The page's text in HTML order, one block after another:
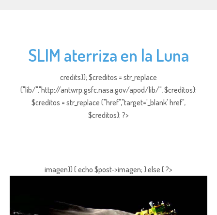
SLIM aterriza en la Luna
credits)); $creditos = str_replace
("lib/","http://antwrp.gsfc.nasa.gov/apod/lib/", $creditos);
$creditos = str_replace ("href","target='_blank' href",
$creditos); ?>
imagen)) { echo $post->imagen; } else { ?>